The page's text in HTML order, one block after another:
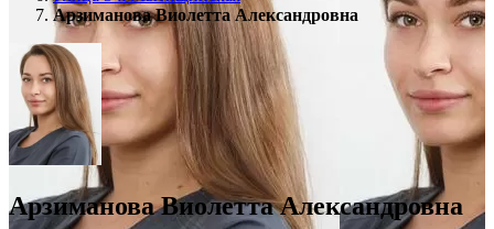
Арзиманова Виолетта Александровна
Арзиманова Виолетта Александровна